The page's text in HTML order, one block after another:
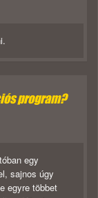
program?
egy
sajnos úgy
egyre többet